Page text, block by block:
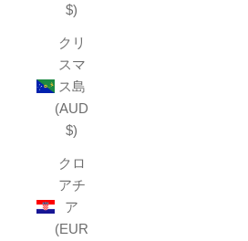
$)
クリ
スマ
ス島
(AUD
$)
クロ
アチ
ア
(EUR